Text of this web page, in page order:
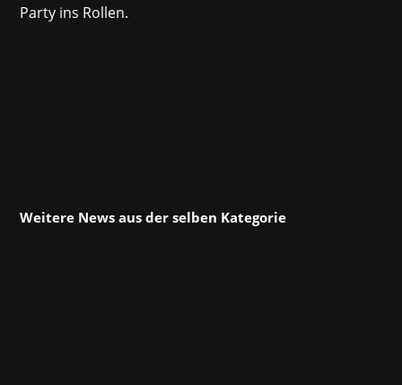
Party ins Rollen.
Weitere News aus der selben Kategorie